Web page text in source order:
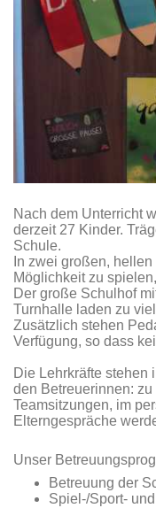
Nach dem Unterricht
derzeit 27 Kinder.
Schule.
In zwei großen,
Möglichkeit zu
Der große Schulhof
Turnhalle laden zu
Zusätzlich stehen
Verfügung, so dass
Die Lehrkräfte stehen
den Betreuerinnen:
Teamsitzungen, im
Elterngespräche
Unser
Betreuung der
Spiel-/Sport-